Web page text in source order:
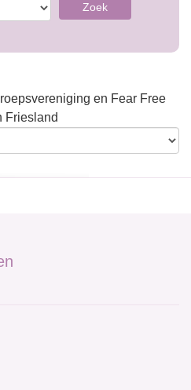
Zoek
en Fear Free
Friesland